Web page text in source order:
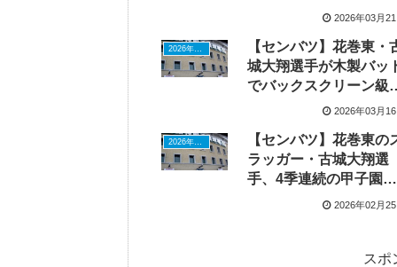
2026年03月
【センバツ】花巻東・
城大翔選手が木製バッ
でバックスクリーン級
快打、WBC封印で悲
2026年03月
2026年ドラフトニュース
【センバツ】花巻東の
ラッガー・古城大翔選
手、4季連続の甲子園で
初アーチ誓う 2026年02月
スポ